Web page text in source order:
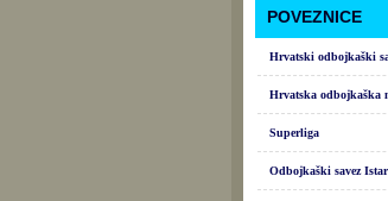
POVEZNICE
Hrvatski odbojkaški
Hrvatska odbojkaška
Superliga
Odbojkaški savez